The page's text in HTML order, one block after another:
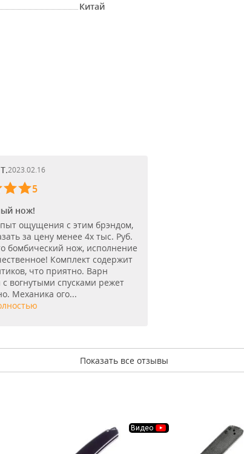
Китай
2023.02.16
5
нож!
ощущения с этим брэндом,
за цену менее 4х тыс. Руб.
бомбический нож, исполнение
Комплект содержит
что приятно. Варн
вогнутыми спусками режет
Механика ого...
Показать все отзывы
Видео